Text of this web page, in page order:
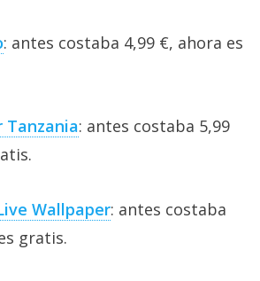
: antes costaba 4,99 €, ahora es
Tanzania: antes costaba 5,99
Wallpaper: antes costaba
gratis.